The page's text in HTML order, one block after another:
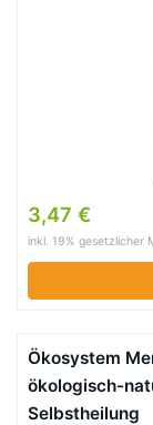
3,47 €
inkl. 19% gesetzlicher
Ökosystem
ökologisch-
Selbstheilung